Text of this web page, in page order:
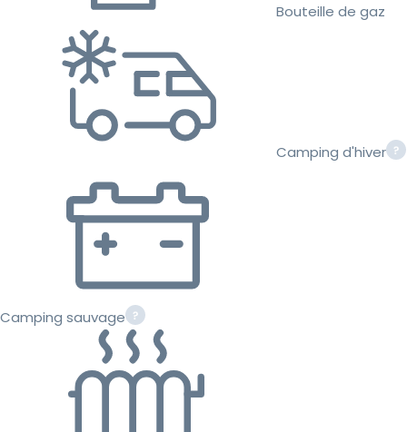
Bouteille de gaz
Camping d'hiver
Camping sauvage